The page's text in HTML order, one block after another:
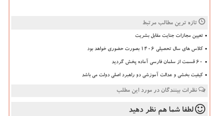
تازه ترین مطالب مرتبط
تعیین مجازات جنایت مقابل بشریت
کلاس های سال تحصیلی ۱۴۰۶ بصورت حضوری خواهد بود
۶۰ قسمت از سلمان فارسی آماده پخش گردید
کیفیت بخشی و عدالت آموزشی دو راهبرد اصلی دولت می باشد
نظرات بینندگان در مورد این مطلب
لطفا شما هم نظر دهید